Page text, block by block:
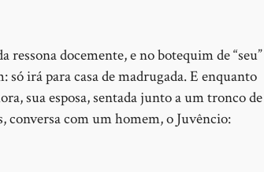
docemente, e no botequim de “seu”
irá para casa de madrugada. E enquanto
sua esposa, sentada junto a um tronco de
conversa com um homem, o Juvêncio: